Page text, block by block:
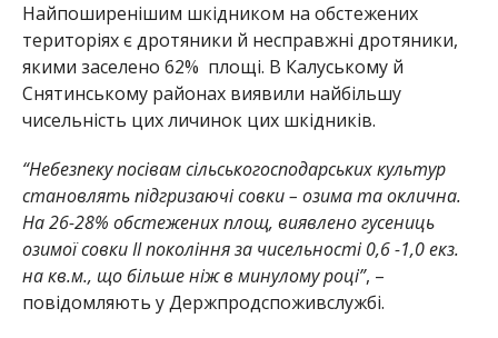
Найпоширенішим шкідником на обстежених
територіях є дротяники й несправжні дротяники,
якими заселено 62% площі. В Калуському й
Снятинському районах виявили найбільшу
чисельність цих личинок цих шкідників.
“Небезпеку посівам сільськогосподарських культур
становлять підгризаючі совки – озима та оклична.
На 26-28% обстежених площ, виявлено гусениць
озимої совки ІІ покоління за чисельності 0,6 -1,0 екз.
на кв.м., що більше ніж в минулому році”, –
повідомляють у Держпродспоживслужбі.